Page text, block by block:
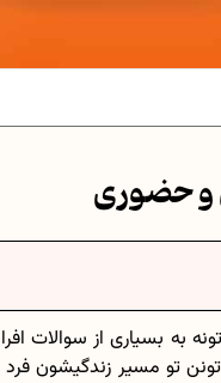
امتحانی...
سوالات امتحان...
در ریاضیات
هفتم
موفق
و حضوری
به بسیاری از سوالات
تو مسیر زندگیشون